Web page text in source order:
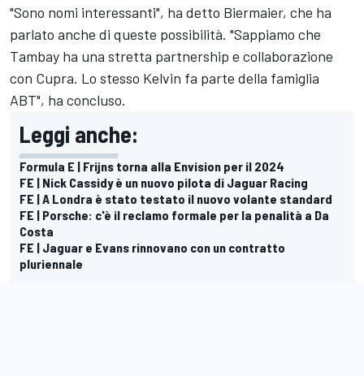
"Sono nomi interessanti", ha detto Biermaier, che ha
parlato anche di queste possibilità. "Sappiamo che
Tambay ha una stretta partnership e collaborazione
con Cupra. Lo stesso Kelvin fa parte della famiglia
ABT", ha concluso.
Leggi anche:
Formula E | Frijns torna alla Envision per il 2024
FE | Nick Cassidy è un nuovo pilota di Jaguar Racing
FE | A Londra è stato testato il nuovo volante standard
FE | Porsche: c'è il reclamo formale per la penalità a Da
Costa
FE | Jaguar e Evans rinnovano con un contratto
pluriennale